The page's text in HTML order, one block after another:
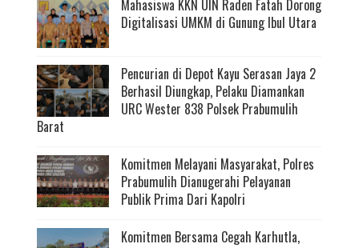
Mahasiswa KKN UIN Raden Fatah Dorong
Digitalisasi UMKM di Gunung Ibul Utara
Pencurian di Depot Kayu Serasan Jaya 2
Berhasil Diungkap, Pelaku Diamankan
URC Wester 838 Polsek Prabumulih
Barat
Komitmen Melayani Masyarakat, Polres
Prabumulih Dianugerahi Pelayanan
Publik Prima Dari Kapolri
Komitmen Bersama Cegah Karhutla,